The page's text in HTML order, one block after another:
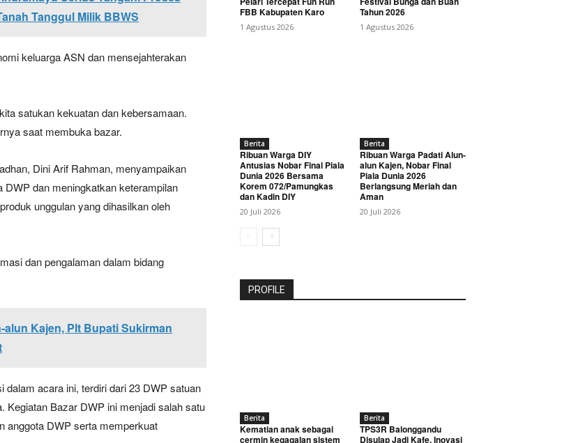
Tanggul Milik BBWS
keluarga ASN dan mensejahterakan
satukan kekuatan dan kebersamaan.
saat membuka bazar.
Dini Arif Rahman, menyampaikan
DWP dan meningkatkan keterampilan
unggulan yang dihasilkan oleh
dan pengalaman dalam bidang
Kajen, Plt Bupati Sukirman
acara ini, terdiri dari 23 DWP satuan
Bazar DWP ini menjadi salah satu
anggota DWP serta memperkuat
FBB Kabupaten Karo
1 Agustus 2026
Tahun 2026
1 Agustus 2026
Berita
Ribuan Warga DIY
Antusias Nobar Final Piala
Dunia 2026 Bersama
Korem 072/Pamungkas
dan Kadin DIY
20 Juli 2026
Berita
Ribuan Warga Padati Alun-
alun Kajen, Nobar Final
Piala Dunia 2026
Berlangsung Meriah dan
Aman
20 Juli 2026
PROFILE
Berita
Kematian anak sebagai
cermin kegagalan sistem
Berita
TPS3R Balonggandu
Disulap Jadi Kafe, Inovasi